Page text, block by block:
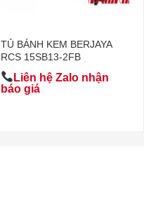
TỦ BÁNH KEM BERJAYA
RCS 15SB13-2FB
Liên hệ Zalo nhận
báo giá